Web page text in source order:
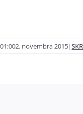
2. novembra 2015|